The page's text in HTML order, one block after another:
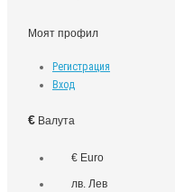
Моят профил
Регистрация
Вход
€ Валута
€ Euro
лв. Лев